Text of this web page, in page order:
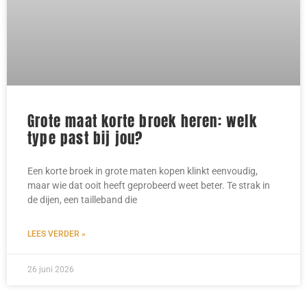
Grote maat korte broek heren: welk
type past bij jou?
Een korte broek in grote maten kopen klinkt eenvoudig,
maar wie dat ooit heeft geprobeerd weet beter. Te strak in
de dijen, een tailleband die
LEES VERDER »
26 juni 2026